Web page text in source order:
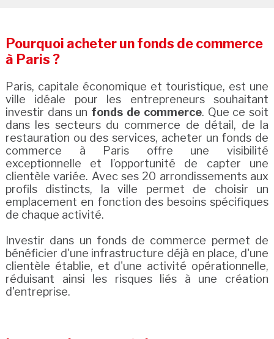
Pourquoi acheter un fonds de commerce
à Paris ?
Paris, capitale économique et touristique, est une
ville idéale pour les entrepreneurs souhaitant
investir dans un fonds de commerce. Que ce soit
dans les secteurs du commerce de détail, de la
restauration ou des services, acheter un fonds de
commerce à Paris offre une visibilité
exceptionnelle et l’opportunité de capter une
clientèle variée. Avec ses 20 arrondissements aux
profils distincts, la ville permet de choisir un
emplacement en fonction des besoins spécifiques
de chaque activité.
Investir dans un fonds de commerce permet de
bénéficier d'une infrastructure déjà en place, d'une
clientèle établie, et d'une activité opérationnelle,
réduisant ainsi les risques liés à une création
d'entreprise.